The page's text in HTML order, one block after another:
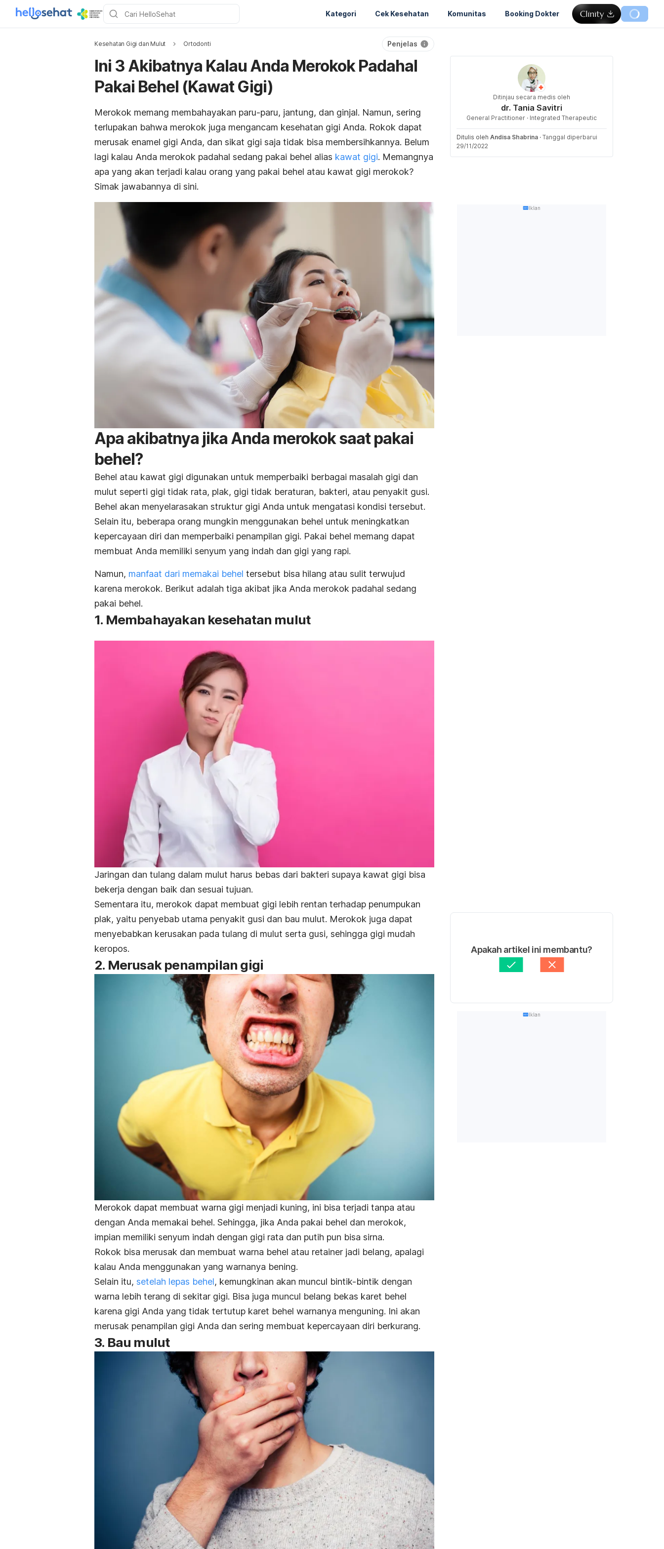
Kategori Cek Kesehatan Komunitas Booking Dokter
Kesehatan Gigi dan Mulut Ortodonti Penjelas
Ini 3 Akibatnya Kalau Anda Merokok Padahal
Pakai Behel (Kawat Gigi)
Merokok memang membahayakan paru-paru, jantung, dan ginjal. Namun, sering
terlupakan bahwa merokok juga mengancam kesehatan gigi Anda. Rokok dapat
merusak enamel gigi Anda, dan sikat gigi saja tidak bisa membersihkannya. Belum
lagi kalau Anda merokok padahal sedang pakai behel alias kawat gigi. Memangnya
apa yang akan terjadi kalau orang yang pakai behel atau kawat gigi merokok?
Simak jawabannya di sini.
Apa akibatnya jika Anda merokok saat pakai
behel?
Behel atau kawat gigi digunakan untuk memperbaiki berbagai masalah gigi dan
mulut seperti gigi tidak rata, plak, gigi tidak beraturan, bakteri, atau penyakit gusi.
Behel akan menyelarasakan struktur gigi Anda untuk mengatasi kondisi tersebut.
Selain itu, beberapa orang mungkin menggunakan behel untuk meningkatkan
kepercayaan diri dan memperbaiki penampilan gigi. Pakai behel memang dapat
membuat Anda memiliki senyum yang indah dan gigi yang rapi.
Namun, manfaat dari memakai behel tersebut bisa hilang atau sulit terwujud
karena merokok. Berikut adalah tiga akibat jika Anda merokok padahal sedang
pakai behel.
1. Membahayakan kesehatan mulut
Jaringan dan tulang dalam mulut harus bebas dari bakteri supaya kawat gigi bisa
bekerja dengan baik dan sesuai tujuan.
Sementara itu, merokok dapat membuat gigi lebih rentan terhadap penumpukan
plak, yaitu penyebab utama penyakit gusi dan bau mulut. Merokok juga dapat
menyebabkan kerusakan pada tulang di mulut serta gusi, sehingga gigi mudah
keropos.
2. Merusak penampilan gigi
Merokok dapat membuat warna gigi menjadi kuning, ini bisa terjadi tanpa atau
dengan Anda memakai behel. Sehingga, jika Anda pakai behel dan merokok,
impian memiliki senyum indah dengan gigi rata dan putih pun bisa sirna.
Rokok bisa merusak dan membuat warna behel atau retainer jadi belang, apalagi
kalau Anda menggunakan yang warnanya bening.
Selain itu, setelah lepas behel, kemungkinan akan muncul bintik-bintik dengan
warna lebih terang di sekitar gigi. Bisa juga muncul belang bekas karet behel
karena gigi Anda yang tidak tertutup karet behel warnanya menguning. Ini akan
merusak penampilan gigi Anda dan sering membuat kepercayaan diri berkurang.
3. Bau mulut
Ditinjau secara medis oleh
dr. Tania Savitri
General Practitioner · Integrated Therapeutic
Ditulis oleh Andisa Shabrina · Tanggal diperbarui
29/11/2022
Iklan
Apakah artikel ini membantu?
Iklan